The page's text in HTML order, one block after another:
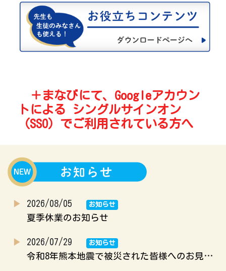
＋まなびにて、Googleアカウン
トによる シングルサインオン
（SSO）でご利用されている方へ
2026/08/05 お知らせ
夏季休業のお知らせ
2026/07/29 お知らせ
令和8年熊本地震で被災された皆様へのお見舞い